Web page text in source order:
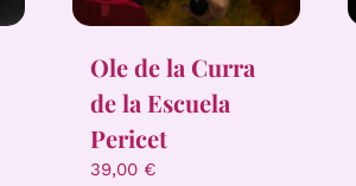
Ole de la Curra
de la Escuela
Pericet
39,00 €